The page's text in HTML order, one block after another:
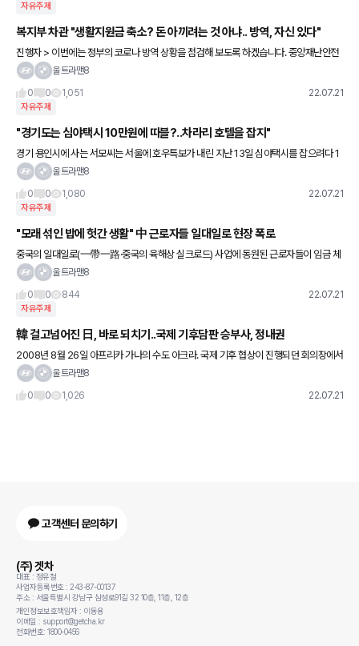
자유주제
복지부 차관 "생활지원금 축소? 돈 아끼려는 것 아냐.. 방역, 자신 있다"
진행자 > 이번에는 정부의 코로나 방역 상황을 점검해 보도록 하겠습니다. 중앙재난안전
대책본부 제1총괄조정관을 맡고 있는 이기일 보건복지부 제2차관 연결하겠습니다. 나와
울트라맨8
0
0 1,051 22.07.21
자유주제
"경기도는 심야택시 10만원에 따블?..차라리 호텔을 잡지"
경기 용인시에 사는 서모씨는 서울에 호우특보가 내린 지난 13일 심야택시를 잡으려다 1
0만원에 달하는 택시비를 보고 탑승을 포기했다. 궂은 날씨에 야근까지 한 서씨는 카카오
울트라맨8
0
0 1,080 22.07.21
자유주제
"모래 섞인 밥에 헛간 생활" 中 근로자들 일대일로 현장 폭로
중국의 일대일로(一帶一路·중국의 육해상 실크로드) 사업에 동원된 근로자들이 임금 체
불, 에어컨도 나오지 않는 숙소와 형편없는 급식 등 열악한 근로 환경에 처해 있다고 16일
울트라맨8
0
0 844 22.07.21
자유주제
韓 걸고넘어진 日, 바로 되치기..국제 기후담판 승부사, 정내권
2008년 8월 26일 아프리카 가나의 수도 아크라. 국제 기후 협상이 진행되던 회의장에서
일본 대표가 느닷없이 한국을 걸고넘어졌다. 일본 대표는 한국·멕시코·싱가포르를 직접 거
울트라맨8
0
0 1,026 22.07.21
고객센터 문의하기
(주) 겟차
대표 : 정유철
사업자등록번호 : 243-87-00137
주소 : 서울특별시 강남구 삼성로91길 32 10층, 11층, 12층
개인정보보호책임자 : 이동용
이메일 : support@getcha.kr
전화번호: 1800-0456